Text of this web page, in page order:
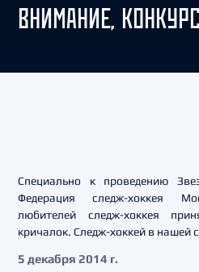
ВНИМАНИЕ,
Специально к проведению
Федерация следж-хоккея
любителей следж-хоккея
кричалок. Следж-хоккей в нашей
5 декабря 2014 г.